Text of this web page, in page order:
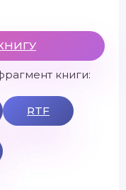
книги:
RTF